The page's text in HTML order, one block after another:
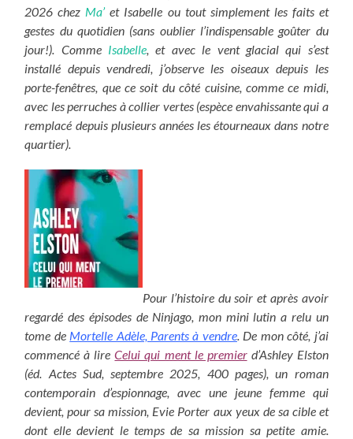
2026 chez Ma’et Isabelle ou tout simplement les faits et
gestes du quotidien (sans oublier l’indispensable goûter du
jour!). Comme Isabelle, et avec le vent glacial qui s’est
installé depuis vendredi, j’observe les oiseaux depuis les
porte-fenêtres, que ce soit du côté cuisine, comme ce midi,
avec les perruches à collier vertes (espèce envahissante qui a
remplacé depuis plusieurs années les étourneaux dans notre
quartier).
Pour l’histoire du soir et après avoir
regardé des épisodes de Ninjago, mon mini lutin a relu un
tome de Mortelle Adèle, Parents à vendre. De mon côté, j’ai
commencé à lireCelui qui ment le premierd’Ashley Elston
(éd. Actes Sud, septembre 2025, 400 pages), un roman
contemporain d’espionnage, avec une jeune femme qui
devient, pour sa mission, Evie Porter aux yeux de sa cible et
dont elle devient le temps de sa mission sa petite amie.